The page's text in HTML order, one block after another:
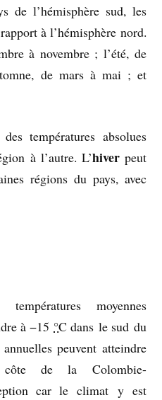
de l’hémisphère sud, les
à l’hémisphère nord.
à novembre ; l’été, de
de mars à mai ; et
températures absolues
à l’autre. L’hiverpeut
régions du pays, avec
moyennes
à −15 °C dans le sud du
peuvent atteindre
de la Colombie-
car le climat y est